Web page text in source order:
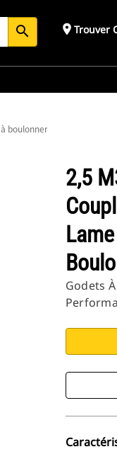
search place Trouver
boulonner
2,5
Godets